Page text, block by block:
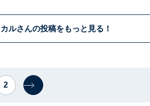
ルさんの投稿をもっと見る！
2